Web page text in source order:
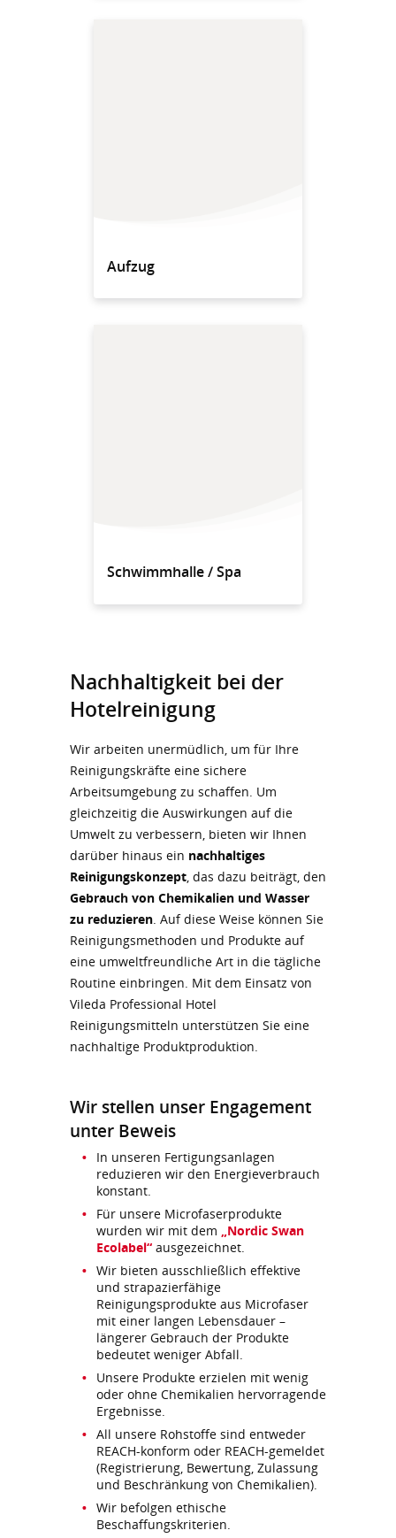
Aufzug
Schwimmhalle / Spa
Nachhaltigkeit bei der
Hotelreinigung
Wir arbeiten unermüdlich, um für Ihre
Reinigungskräfte eine sichere
Arbeitsumgebung zu schaffen. Um
gleichzeitig die Auswirkungen auf die
Umwelt zu verbessern, bieten wir Ihnen
darüber hinaus ein nachhaltiges
Reinigungskonzept, das dazu beiträgt, den
Gebrauch von Chemikalien und Wasser
zu reduzieren. Auf diese Weise können Sie
Reinigungsmethoden und Produkte auf
eine umweltfreundliche Art in die tägliche
Routine einbringen. Mit dem Einsatz von
Vileda Professional Hotel
Reinigungsmitteln unterstützen Sie eine
nachhaltige Produktproduktion.
Wir stellen unser Engagement
unter Beweis
In unseren Fertigungsanlagen
reduzieren wir den Energieverbrauch
konstant.
Für unsere Microfaserprodukte
wurden wir mit dem „Nordic Swan
Ecolabel“ ausgezeichnet.
Wir bieten ausschließlich effektive
und strapazierfähige
Reinigungsprodukte aus Microfaser
mit einer langen Lebensdauer –
längerer Gebrauch der Produkte
bedeutet weniger Abfall.
Unsere Produkte erzielen mit wenig
oder ohne Chemikalien hervorragende
Ergebnisse.
All unsere Rohstoffe sind entweder
REACH-konform oder REACH-gemeldet
(Registrierung, Bewertung, Zulassung
und Beschränkung von Chemikalien).
Wir befolgen ethische
Beschaffungskriterien.